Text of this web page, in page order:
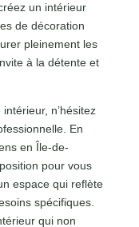
un intérieur
de décoration
pleinement les
à la détente et
n’hésitez
En
en Île-de-
pour vous
espace qui reflète
spécifiques.
qui non